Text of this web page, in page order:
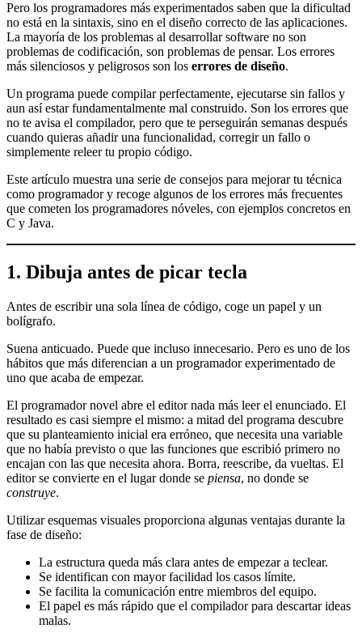
Pero los programadores más experimentados saben que la dificultad
no está en la sintaxis, sino en el diseño correcto de las aplicaciones.
La mayoría de los problemas al desarrollar software no son
problemas de codificación, son problemas de pensar. Los errores
más silenciosos y peligrosos son los errores de diseño.
Un programa puede compilar perfectamente, ejecutarse sin fallos y
aun así estar fundamentalmente mal construido. Son los errores que
no te avisa el compilador, pero que te perseguirán semanas después
cuando quieras añadir una funcionalidad, corregir un fallo o
simplemente releer tu propio código.
Este artículo muestra una serie de consejos para mejorar tu técnica
como programador y recoge algunos de los errores más frecuentes
que cometen los programadores nóveles, con ejemplos concretos en
C y Java.
1. Dibuja antes de picar tecla
Antes de escribir una sola línea de código, coge un papel y un
bolígrafo.
Suena anticuado. Puede que incluso innecesario. Pero es uno de los
hábitos que más diferencian a un programador experimentado de
uno que acaba de empezar.
El programador novel abre el editor nada más leer el enunciado. El
resultado es casi siempre el mismo: a mitad del programa descubre
que su planteamiento inicial era erróneo, que necesita una variable
que no había previsto o que las funciones que escribió primero no
encajan con las que necesita ahora. Borra, reescribe, da vueltas. El
editor se convierte en el lugar donde se piensa, no donde se
construye.
Utilizar esquemas visuales proporciona algunas ventajas durante la
fase de diseño:
La estructura queda más clara antes de empezar a teclear.
Se identifican con mayor facilidad los casos límite.
Se facilita la comunicación entre miembros del equipo.
El papel es más rápido que el compilador para descartar ideas
malas.